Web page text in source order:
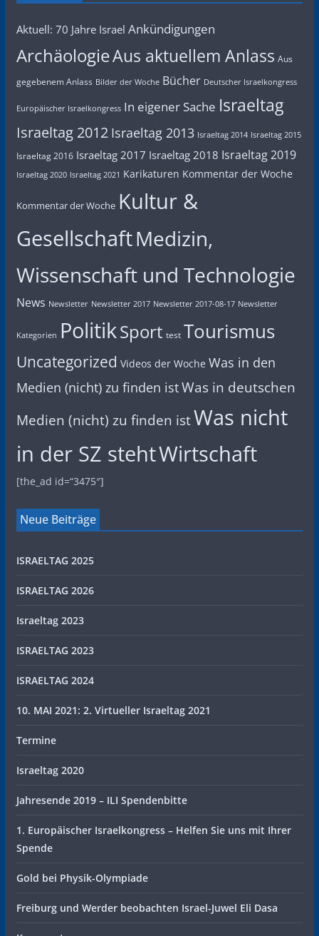
Aktuell: 70 Jahre Israel Ankündigungen
ArchäologieAus aktuellem Anlass Aus
gegebenem Anlass Bilder der Woche Bücher Deutscher Israelkongress
Europäischer Israelkongress In eigener Sache Israeltag
Israeltag 2012 Israeltag 2013 Israeltag 2014 Israeltag 2015
Israeltag 2016 Israeltag 2017 Israeltag 2018 Israeltag 2019
Israeltag 2020 Israeltag 2021 Karikaturen Kommentar der Woche
Kommentar der Woche Kultur &
GesellschaftMedizin,
Wissenschaft und Technologie
News Newsletter Newsletter 2017 Newsletter 2017-08-17 Newsletter
Kategorien PolitikSport test Tourismus
Uncategorized Videos der Woche Was in den
Medien (nicht) zu finden istWas in deutschen
Medien (nicht) zu finden istWas nicht
in der SZ stehtWirtschaft
[the_ad id=“3475″]
Neue Beiträge
ISRAELTAG 2025
ISRAELTAG 2026
Israeltag 2023
ISRAELTAG 2023
ISRAELTAG 2024
10. MAI 2021: 2. Virtueller Israeltag 2021
Termine
Israeltag 2020
Jahresende 2019 – ILI Spendenbitte
1. Europäischer Israelkongress – Helfen Sie uns mit Ihrer
Spende
Gold bei Physik-Olympiade
Freiburg und Werder beobachten Israel-Juwel Eli Dasa